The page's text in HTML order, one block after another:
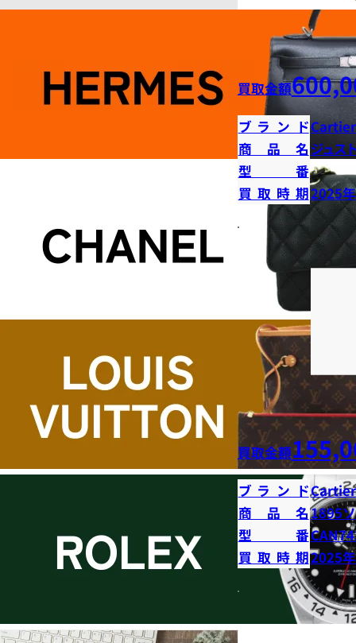
買取金額
ブランドCartier
商品名 ジュス
型番
買取時期2025
買取金額
ブランドCartier
商品名1895
型番
買取時期2025